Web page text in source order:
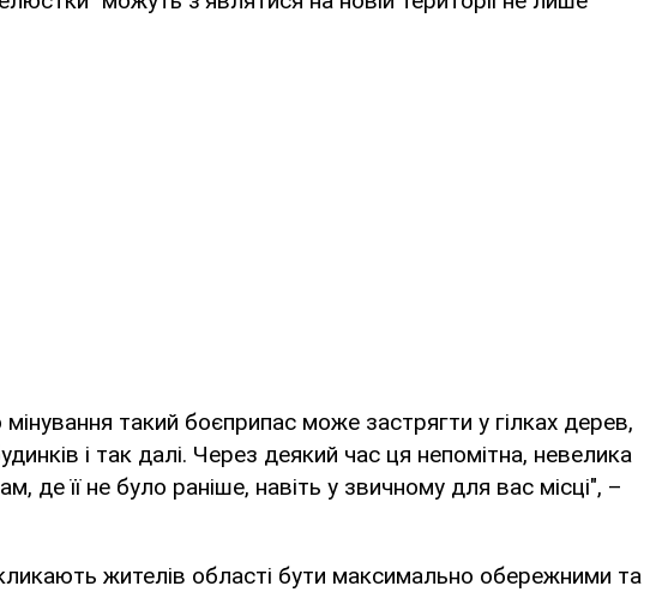
мінування такий боєприпас може застрягти у гілках дерев,
і так далі. Через деякий час ця непомітна, невелика
де її не було раніше, навіть у звичному для вас місці", –
жителів області бути максимально обережними та